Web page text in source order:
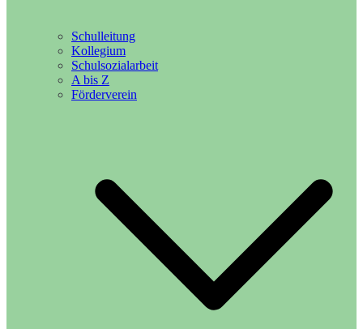
Schulleitung
Kollegium
Schulsozialarbeit
A bis Z
Förderverein